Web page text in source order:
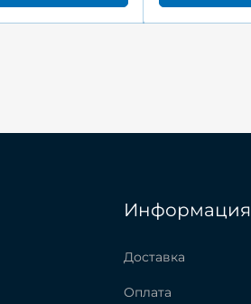
Информация
Доставка
Оплата